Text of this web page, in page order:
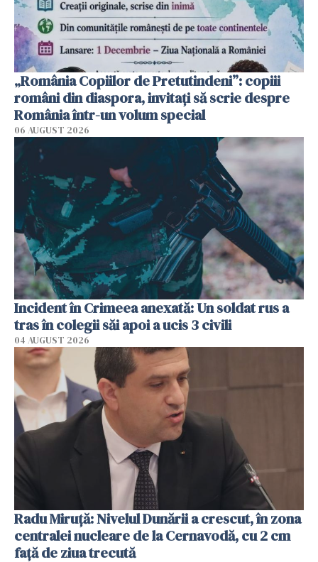
„România Copiilor de Pretutindeni”: copiii
români din diaspora, invitați să scrie despre
România într-un volum special
06 AUGUST 2026
Incident în Crimeea anexată: Un soldat rus a
tras în colegii săi apoi a ucis 3 civili
04 AUGUST 2026
Radu Miruţă: Nivelul Dunării a crescut, în zona
centralei nucleare de la Cernavodă, cu 2 cm
faţă de ziua trecută